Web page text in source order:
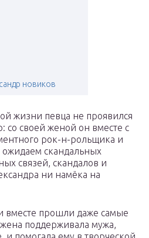
новиков
жизни певца не проявился
со своей женой он вместе с
рок-н-рольщика и
скандальных
связей, скандалов и
ни намёка на
вместе прошли даже самые
поддерживала мужа,